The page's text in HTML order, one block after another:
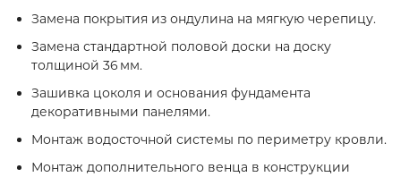
Замена покрытия из ондулина на мягкую черепицу.
Замена стандартной половой доски на доску
толщиной 36 мм.
Зашивка цоколя и основания фундамента
декоративными панелями.
Монтаж водосточной системы по периметру кровли.
Монтаж дополнительного венца в конструкции